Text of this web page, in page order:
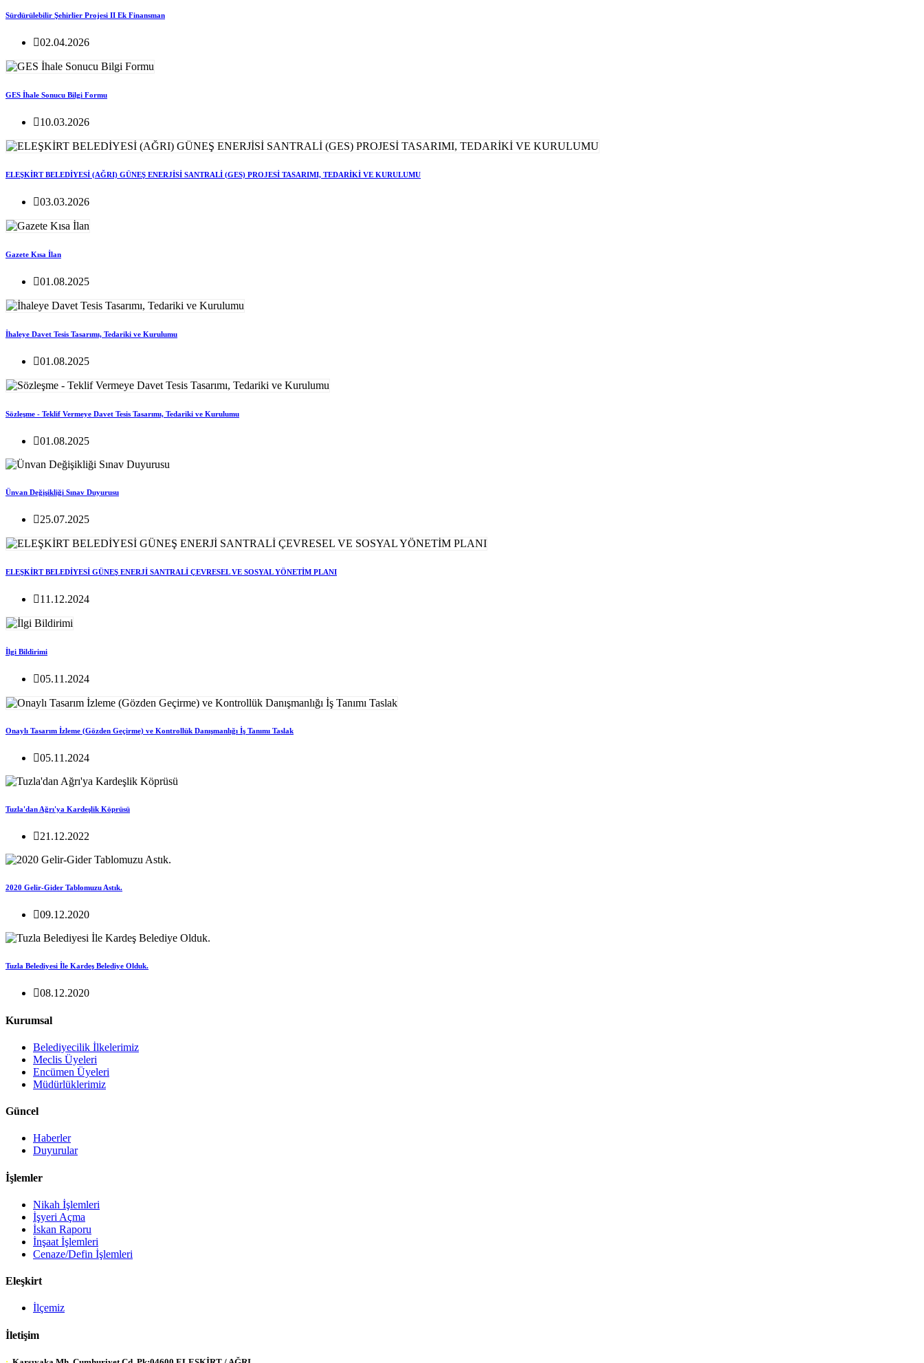
Sürdürülebilir Şehirlier Projesi II Ek Finansman
02.04.2026
GES İhale Sonucu Bilgi Formu
10.03.2026
ELEŞKİRT BELEDİYESİ (AĞRI) GÜNEŞ ENERJİSİ SANTRALİ (GES) PROJESİ TASARIMI, TEDARİKİ VE KURULUMU
03.03.2026
Gazete Kısa İlan
01.08.2025
İhaleye Davet Tesis Tasarımı, Tedariki ve Kurulumu
01.08.2025
Sözleşme - Teklif Vermeye Davet Tesis Tasarımı, Tedariki ve Kurulumu
01.08.2025
Ünvan Değişikliği Sınav Duyurusu
25.07.2025
ELEŞKİRT BELEDİYESİ GÜNEŞ ENERJİ SANTRALİ ÇEVRESEL VE SOSYAL YÖNETİM PLANI
11.12.2024
İlgi Bildirimi
05.11.2024
Onaylı Tasarım İzleme (Gözden Geçirme) ve Kontrollük Danışmanlığı İş Tanımı Taslak
05.11.2024
Tuzla'dan Ağrı'ya Kardeşlik Köprüsü
21.12.2022
2020 Gelir-Gider Tablomuzu Astık.
09.12.2020
Tuzla Belediyesi İle Kardeş Belediye Olduk.
08.12.2020
Kurumsal
Belediyecilik İlkelerimiz
Meclis Üyeleri
Encümen Üyeleri
Müdürlüklerimiz
Güncel
Haberler
Duyurular
İşlemler
Nikah İşlemleri
İşyeri Açma
İskan Raporu
İnşaat İşlemleri
Cenaze/Defin İşlemleri
Eleşkirt
İlçemiz
İletişim